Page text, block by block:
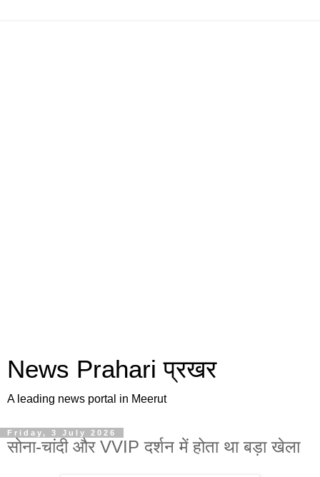
News Prahari प्रखर
A leading news portal in Meerut
Friday, 3 July 2026
सोना-चांदी और VVIP दर्शन में होता था बड़ा खेला